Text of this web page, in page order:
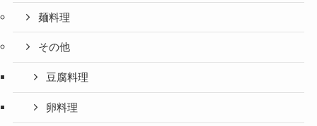
麺料理
その他
豆腐料理
卵料理